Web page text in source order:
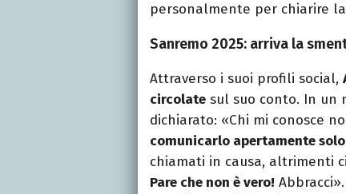
personalmente per chiarire
Sanremo 2025: arriva la
Attraverso i suoi profili social,
circolate sul suo conto. In un
dichiarato: «Chi mi conosce
comunicarlo apertamente
chiamati in causa, altrimenti
Pare che non è vero!